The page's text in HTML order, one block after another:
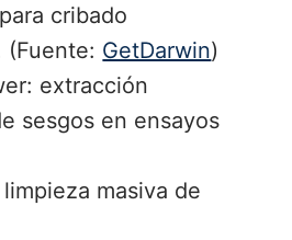
cribado
(Fuente: GetDarwin)
extracción
sesgos en ensayos
limpieza masiva de